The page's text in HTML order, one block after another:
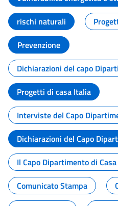
rischi naturali
Prevenzione
Dichiarazioni del capo
Progetti di casa Italia
Interviste del Capo
Dichiarazioni del Capo
Il Capo Dipartimento di
Comunicato Stampa